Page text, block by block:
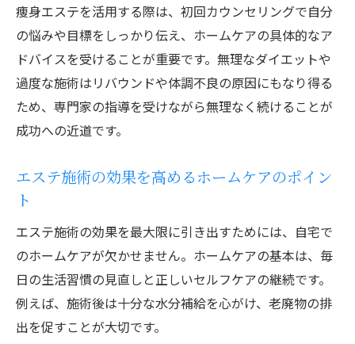
痩身効果を高めるエステとジムの併用ポイ
ント
ホームケアサービスで補うジムとの効果差
自分の目的別に選ぶ痩身エステとジムの最
適解
痩身・エステ・ホームケアのコスパ比較と
お得なホームケアサービス活用術を紹介
痩身エステとホームケアで賢くコスト管理
費用対効果を重視したホームケアサービス
の選定法
エステの効果を活かすホームケアの費用目
痩身エステを活用する際は、初回カウンセリングで自分
の悩みや目標をしっかり伝え、ホームケアの具体的なア
ドバイスを受けることが重要です。無理なダイエットや
過度な施術はリバウンドや体調不良の原因にもなり得る
ため、専門家の指導を受けながら無理なく続けることが
成功への近道です。
エステ施術の効果を高めるホームケアのポイン
ト
エステ施術の効果を最大限に引き出すためには、自宅で
のホームケアが欠かせません。ホームケアの基本は、毎
日の生活習慣の見直しと正しいセルフケアの継続です。
例えば、施術後は十分な水分補給を心がけ、老廃物の排
出を促すことが大切です。